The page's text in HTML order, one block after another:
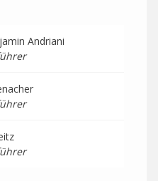
Andriani